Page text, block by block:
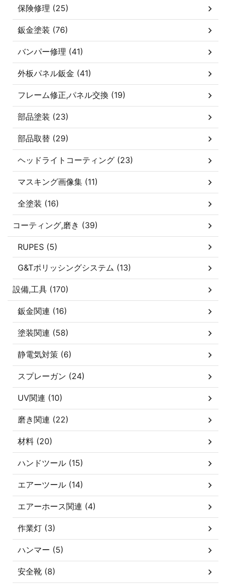
保険修理 (25)
鈑金塗装 (76)
バンパー修理 (41)
外板パネル鈑金 (41)
フレーム修正,パネル交換 (19)
部品塗装 (23)
部品取替 (29)
ヘッドライトコーティング (23)
マスキング画像集 (11)
全塗装 (16)
コーティング,磨き (39)
RUPES (5)
G&Tポリッシングシステム (13)
設備,工具 (170)
鈑金関連 (16)
塗装関連 (58)
静電気対策 (6)
スプレーガン (24)
UV関連 (10)
磨き関連 (22)
材料 (20)
ハンドツール (15)
エアーツール (14)
エアーホース関連 (4)
作業灯 (3)
ハンマー (5)
安全靴 (8)